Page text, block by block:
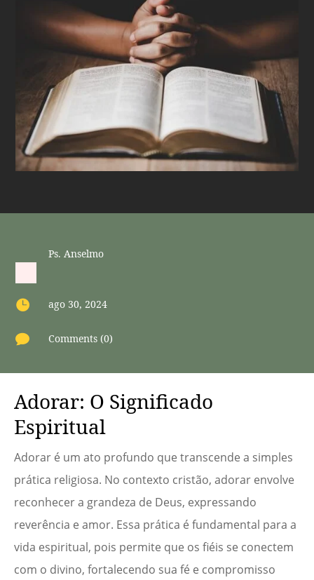
Ps. Anselmo
 ago 30, 2024
 Comments (0)
Adorar: O Significado
Espiritual
Adorar é um ato profundo que transcende a simples
prática religiosa. No contexto cristão, adorar envolve
reconhecer a grandeza de Deus, expressando
reverência e amor. Essa prática é fundamental para a
vida espiritual, pois permite que os fiéis se conectem
com o divino, fortalecendo sua fé e compromisso